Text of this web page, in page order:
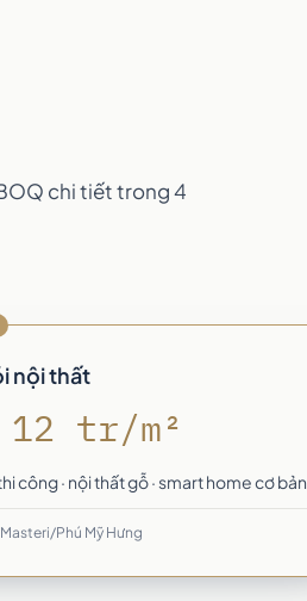
chi tiết trong 4
nội thất
tr/m²
công · nội thất gỗ · smart home cơ bản
Phú Mỹ Hưng